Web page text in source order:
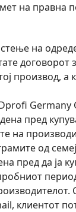
на правна
на
договорот
производ, а
Germany
пред
на
од
пред да ја
клиентот